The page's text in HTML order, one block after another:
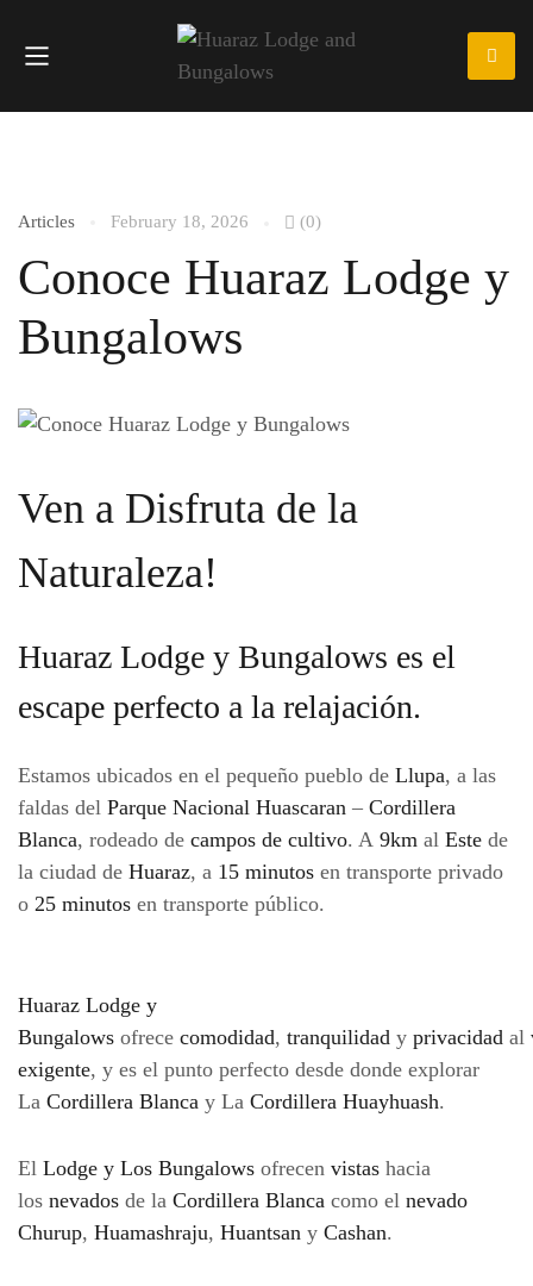
Articles February 18, 2026 (0)
Conoce Huaraz Lodge y
Bungalows
Ven a Disfruta de la
Naturaleza!
Huaraz Lodge y Bungalows es el
escape perfecto a la relajación.
Estamos ubicados en el pequeño pueblo de Llupa, a las
faldas del Parque Nacional Huascaran – Cordillera
Blanca, rodeado de campos de cultivo. A 9km al Este de
la ciudad de Huaraz, a 15 minutos en transporte privado
o 25 minutos en transporte público.
Huaraz Lodge y
Bungalows ofrece comodidad, tranquilidad y privacidad al
exigente, y es el punto perfecto desde donde explorar
La Cordillera Blanca y La Cordillera Huayhuash.
El Lodge y Los Bungalows ofrecen vistas hacia
los nevados de la Cordillera Blanca como el nevado
Churup, Huamashraju, Huantsan y Cashan.